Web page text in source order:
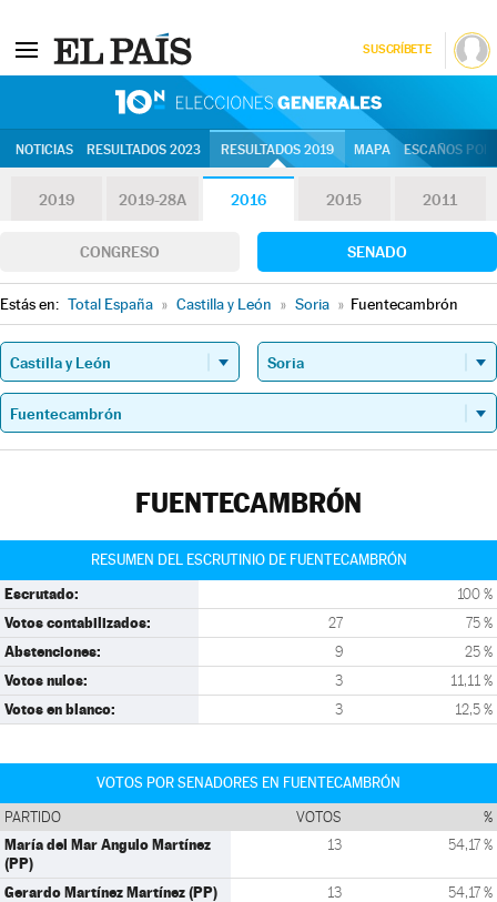
SUSCRÍBETE
NOTICIAS RESULTADOS 2023 RESULTADOS 2019 MAPA ESCAÑOS
2019 2019-28A 2016 2015 2011
CONGRESO SENADO
Estás en: Total España » Castilla y León » Soria » Fuentecambrón
FUENTECAMBRÓN
RESUMEN DEL ESCRUTINIO DE FUENTECAMBRÓN
Escrutado: 100 %
Votos contabilizados: 27 75 %
Abstenciones: 9 25 %
Votos nulos: 3 11,11 %
Votos en blanco: 3 12,5 %
VOTOS POR SENADORES EN FUENTECAMBRÓN
PARTIDO VOTOS %
María del Mar Angulo Martínez
(PP)
13 54,17 %
Gerardo Martínez Martínez (PP) 13 54,17 %